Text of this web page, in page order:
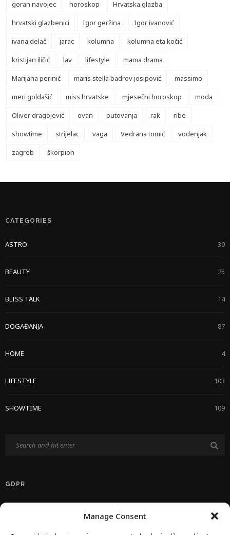
Manage Consent
goran navojec
horoskop
Hrvatska glazba
hrvatski glazbenici
Igor geržina
Igor ivanović
ivana delač
jarac kolumna
kolumna eta kočić
kristijan iličić
lav lifestyle
mama drama
Marijana perinić
maris stella badrov josipović
massimo
meri goldašić
miss hrvatske mjesečni horoskop
moda
Oliver dragojević
ovan putovanja rak
ribe
showtime
strijelac vaga Vedrana tomić
vodenjak
zagreb
škorpion
CATEGORIES
ASTRO 39
BEAUTY 25
BLISS TALK 14
DOGAĐANJA 87
HOME 4
LIFESTYLE 103
SHOWTIME 109
GDPR